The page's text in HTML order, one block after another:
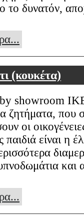
το δυνατόν,
(κουκέτα)
showroom
ζητήματα, που
οι
είναι η
και